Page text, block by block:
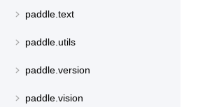
paddle.text
paddle.utils
paddle.version
paddle.vision